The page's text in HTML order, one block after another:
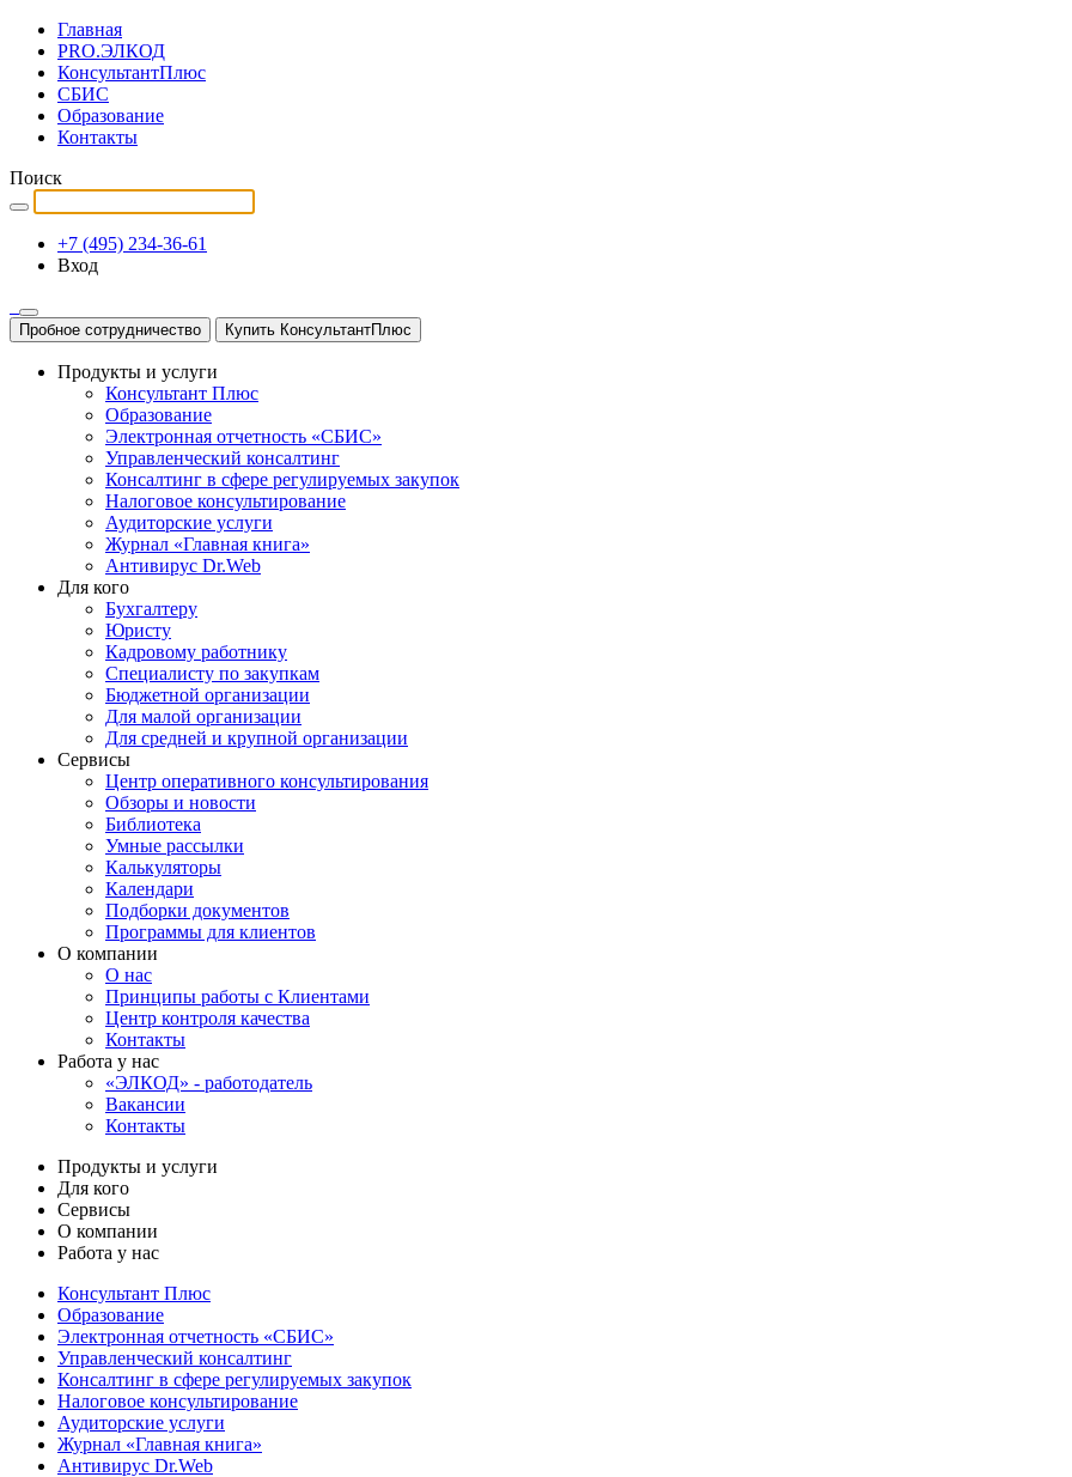
Главная
PRO.ЭЛКОД
КонсультантПлюс
СБИС
Образование
Контакты
Поиск
+7 (495) 234-36-61
Вход
Пробное сотрудничество Купить КонсультантПлюс
Продукты и услуги
Консультант Плюс
Образование
Электронная отчетность «СБИС»
Управленческий консалтинг
Консалтинг в сфере регулируемых закупок
Налоговое консультирование
Аудиторские услуги
Журнал «Главная книга»
Антивирус Dr.Web
Для кого
Бухгалтеру
Юристу
Кадровому работнику
Специалисту по закупкам
Бюджетной организации
Для малой организации
Для средней и крупной организации
Сервисы
Центр оперативного консультирования
Обзоры и новости
Библиотека
Умные рассылки
Калькуляторы
Календари
Подборки документов
Программы для клиентов
О компании
О нас
Принципы работы с Клиентами
Центр контроля качества
Контакты
Работа у нас
«ЭЛКОД» - работодатель
Вакансии
Контакты
Продукты и услуги
Для кого
Сервисы
О компании
Работа у нас
Консультант Плюс
Образование
Электронная отчетность «СБИС»
Управленческий консалтинг
Консалтинг в сфере регулируемых закупок
Налоговое консультирование
Аудиторские услуги
Журнал «Главная книга»
Антивирус Dr.Web